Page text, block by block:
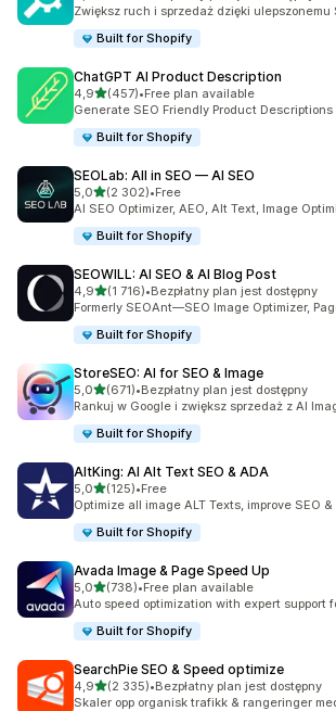
Zwiększ ruch i sprzedaż dzięki ulepszonemu
Built for Shopify
ChatGPT AI Product Description
4,9na 5 gwiazdek
(457)
Łączna liczba recenzji: 457
•Free plan available
Generate SEO Friendly Product
Built for Shopify
SEOLab: All in SEO — AI SEO
5,0na 5 gwiazdek
(2 302)
Łączna liczba recenzji: 2302
•Free
AI SEO Optimizer, AEO, Alt Text, Image
Built for Shopify
SEOWILL: AI SEO & AI Blog Post
4,9na 5 gwiazdek
(1 716)
Łączna liczba recenzji: 1716
•Bezpłatny plan jest dostępny
Formerly SEOAnt—SEO Image Optimizer,
Built for Shopify
StoreSEO: AI for SEO & Image
5,0na 5 gwiazdek
(671)
Łączna liczba recenzji: 671
•Bezpłatny plan jest dostępny
Rankuj w Google i zwiększ sprzedaż z AI
Built for Shopify
AltKing: AI Alt Text SEO & ADA
5,0na 5 gwiazdek
(125)
Łączna liczba recenzji: 125
•Free
Optimize all image ALT Texts, improve SEO
Built for Shopify
Avada Image & Page Speed Up
5,0na 5 gwiazdek
(738)
Łączna liczba recenzji: 738
•Free plan available
Auto speed optimization with expert support
Built for Shopify
SearchPie SEO & Speed optimize
4,9na 5 gwiazdek
(2 335)
Łączna liczba recenzji: 2335
•Bezpłatny plan jest dostępny
Skaler opp organisk trafikk & rangeringer